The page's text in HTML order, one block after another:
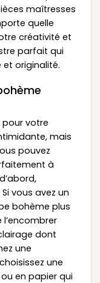
maîtresses
quelle
créativité et
parfait qui
originalité.
votre
mais
pouvez
à
vous avez un
bohème plus
dont
une
une
en papier qui